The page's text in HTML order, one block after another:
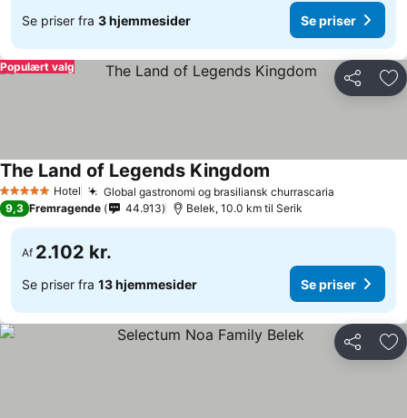
Se priser fra 3 hjemmesider Se priser
Del
Populært valg
5 Stjerner Hotel Global gastronomi og brasiliansk churrascaria
The Land of Legends Kingdom
9,3 Fremragende 44.913 Belek, 10.0 km til Serik
Af 2.102 kr.
Se priser fra 13 hjemmesider Se priser
Del